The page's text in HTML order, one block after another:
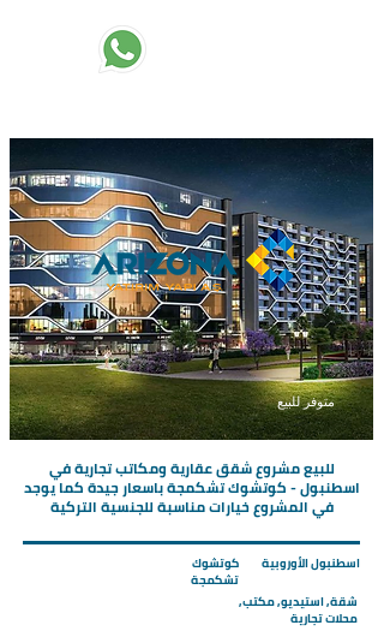
متوفر للبيع
للبيع مشروع شقق عقارية ومكاتب تجارية في
اسطنبول - كوتشوك تشكمجة باسعار جيدة كما يوجد
في المشروع خيارات مناسبة للجنسية التركية
كوتشوك
تشكمجة
اسطنبول الأوروبية
شقة, استيديو, مكتب,
محلات تجارية